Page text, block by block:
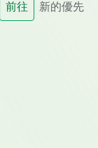
前往 新的優先